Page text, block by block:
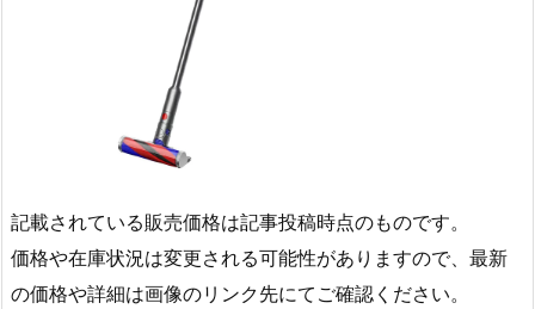
記載されている販売価格は記事投稿時点のものです。
価格や在庫状況は変更される可能性がありますので、最新
の価格や詳細は画像のリンク先にてご確認ください。